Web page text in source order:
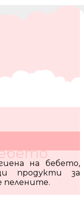
за
на бебето,
продукти за
пелените.